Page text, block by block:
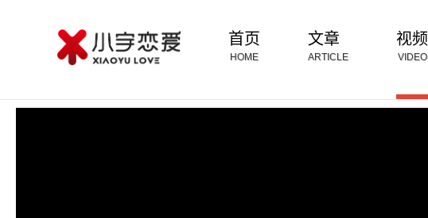
首页
HOME
文章
ARTICLE
视频
VIDEO